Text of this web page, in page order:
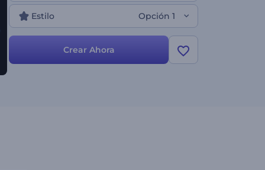
atraer más clientes. Simplemente seleccione las
escenas que prefiera, agregue sus archivos
multimedia y texto, y el mejor video animado en
3D será suyo. ¡Pruébelo ya!
Estilo Opción 1
Crear Ahora